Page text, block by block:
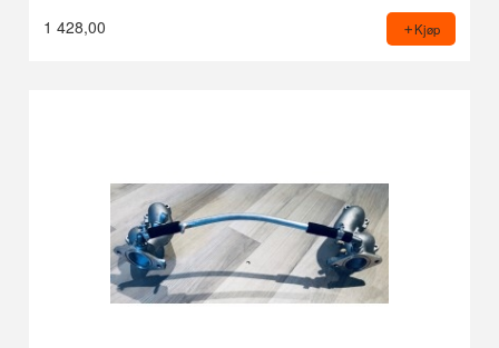
1 428,00 Kjøp